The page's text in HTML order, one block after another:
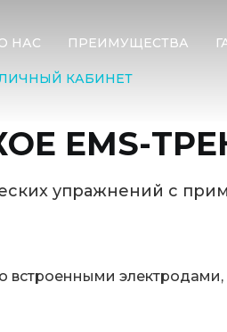
НАС ПРЕИМУЩЕСТВА
КАБИНЕТ
EMS-
упражнений с
встроенными